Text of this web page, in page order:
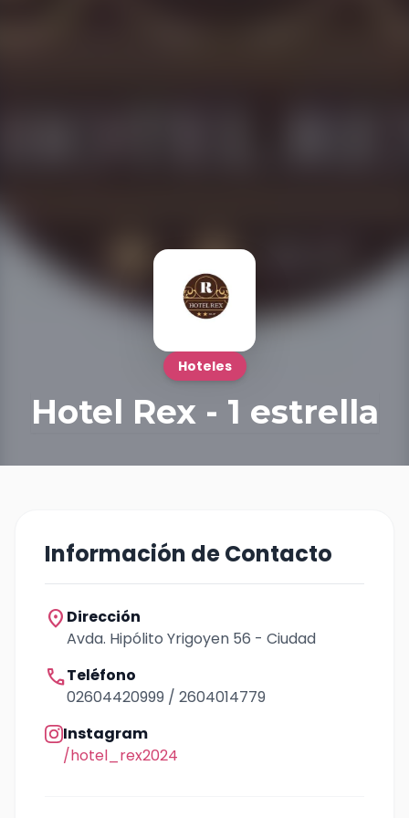
Hoteles
Hotel Rex - 1 estrella
Información de Contacto
location_on Dirección
Avda. Hipólito Yrigoyen 56 - Ciudad
callTeléfono
02604420999 / 2604014779
Instagram
/hotel_rex2024